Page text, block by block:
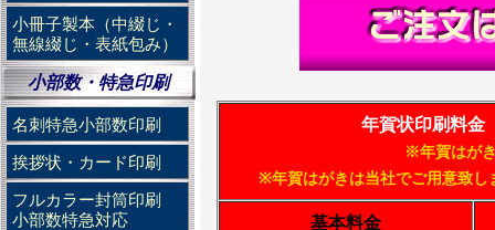
小冊子製本（中綴じ・
無線綴じ・表紙包み）
小部数・特急印刷
名刺特急小部数印刷
挨拶状・カード印刷
フルカラー封筒印刷
小部数特急対応
年賀状印刷料金
※年賀はが
※年賀はがきは当社でご用意致し
基本料金